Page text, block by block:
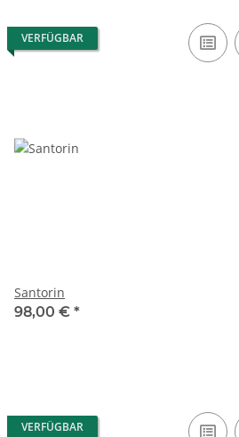
VERFÜGBAR
Santorin
98,00 € *
VERFÜGBAR